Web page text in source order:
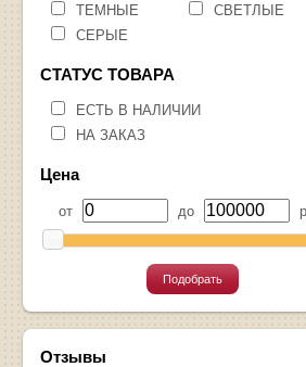
ТЕМНЫЕ
СВЕТЛЫЕ
СЕРЫЕ
СТАТУС ТОВАРА
ЕСТЬ В НАЛИЧИИ
НА ЗАКАЗ
Цена
от до
Подобрать
Отзывы